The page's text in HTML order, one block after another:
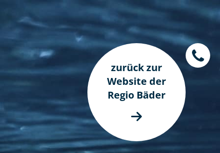
zurück zur
Website der
Regio Bäder